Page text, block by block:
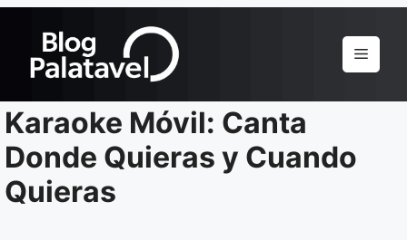
Menu
Karaoke Móvil: Canta
Donde Quieras y Cuando
Quieras